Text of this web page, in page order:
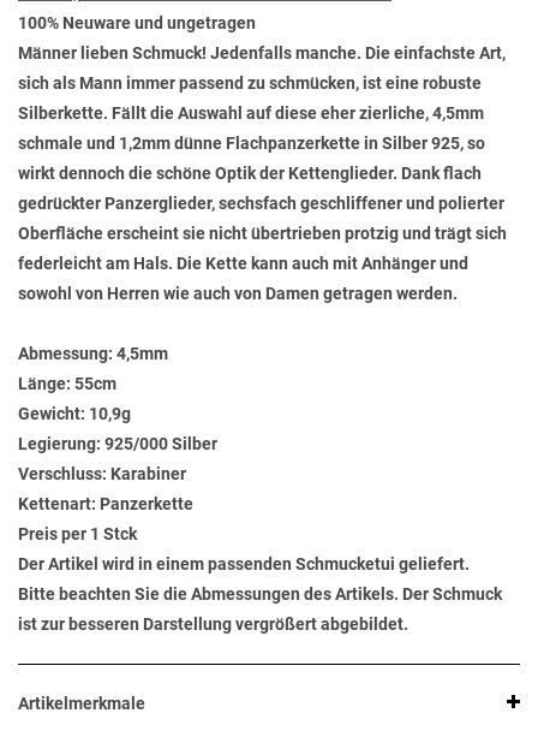
100% Neuware und ungetragen
Männer lieben Schmuck! Jedenfalls manche. Die einfachste Art,
sich als Mann immer passend zu schmücken, ist eine robuste
Silberkette. Fällt die Auswahl auf diese eher zierliche, 4,5mm
schmale und 1,2mm dünne Flachpanzerkette in Silber 925, so
wirkt dennoch die schöne Optik der Kettenglieder. Dank flach
gedrückter Panzerglieder, sechsfach geschliffener und polierter
Oberfläche erscheint sie nicht übertrieben protzig und trägt sich
federleicht am Hals. Die Kette kann auch mit Anhänger und
sowohl von Herren wie auch von Damen getragen werden.
Abmessung: 4,5mm
Länge: 55cm
Gewicht: 10,9g
Legierung: 925/000 Silber
Verschluss: Karabiner
Kettenart: Panzerkette
Preis per 1 Stck
Der Artikel wird in einem passenden Schmucketui geliefert.
Bitte beachten Sie die Abmessungen des Artikels. Der Schmuck
ist zur besseren Darstellung vergrößert abgebildet.
Artikelmerkmale